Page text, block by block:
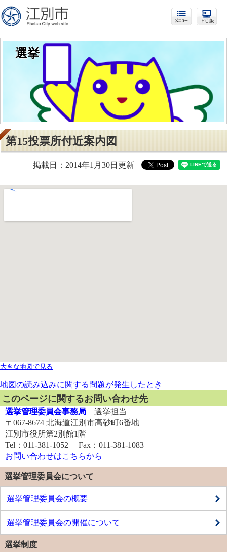
選挙
第15投票所付近案内図
掲載日：2014年1月30日更新
大きな地図で見る
地図の読み込みに関する問題が発生したとき
このページに関するお問い合わせ先
選挙管理委員会事務局 選挙担当
〒067-8674 北海道江別市高砂町6番地
江別市役所第2別館1階
Tel：011-381-1052 Fax：011-381-1083
お問い合わせはこちらから
選挙管理委員会について
選挙管理委員会の概要
選挙管理委員会の開催について
選挙制度